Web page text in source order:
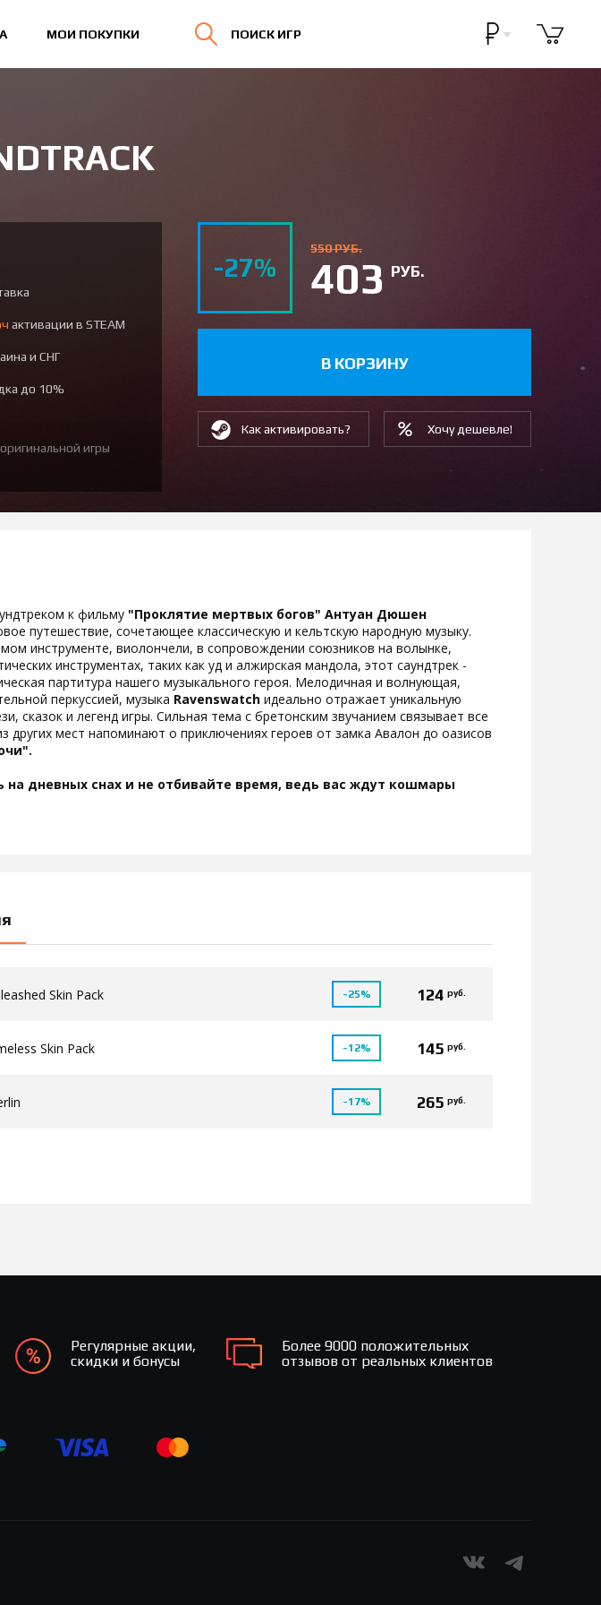
МОИ ПОКУПКИ ПОИСК ИГР
активации в STEAM
и СНГ
до 10%
игры
-27%
550 РУБ.
403РУБ.
В КОРЗИНУ
Как активировать? Хочу дешевле!
к фильму "Проклятие мертвых богов" Антуан Дюшен
путешествие, сочетающее классическую и кельтскую народную музыку.
инструменте, виолончели, в сопровождении союзников на волынке,
инструментах, таких как уд и алжирская мандола, этот саундтрек -
партитура нашего музыкального героя. Мелодичная и волнующая,
перкуссией, музыка Ravenswatch идеально отражает уникальную
сказок и легенд игры. Сильная тема с бретонским звучанием связывает все
других мест напоминают о приключениях героев от замка Авалон до оазисов
на дневных снах и не отбивайте время, ведь вас ждут кошмары
Skin Pack -25% 124 руб.
Skin Pack -12% 145 руб.
-17% 265 руб.
Регулярные акции,
скидки и бонусы
Более 9000 положительных
отзывов от реальных клиентов